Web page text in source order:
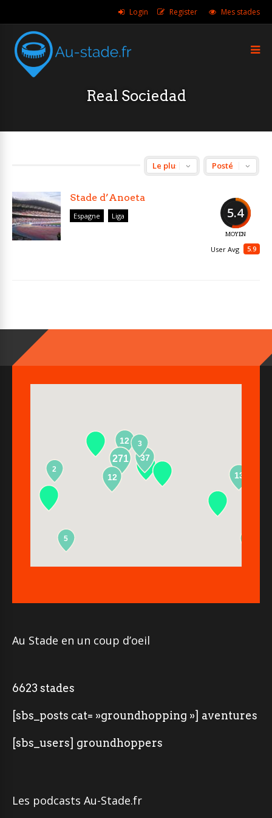
Login Register Mes stades
Real Sociedad
5.4
MOYEN
5.9
User Avg
Stade d’Anoeta
Espagne Liga
12
271
13
37
2
5
12
3
Au Stade en un coup d’oeil
6623 stades
[sbs_posts cat= »groundhopping »] aventures
[sbs_users] groundhoppers
Les podcasts Au-Stade.fr